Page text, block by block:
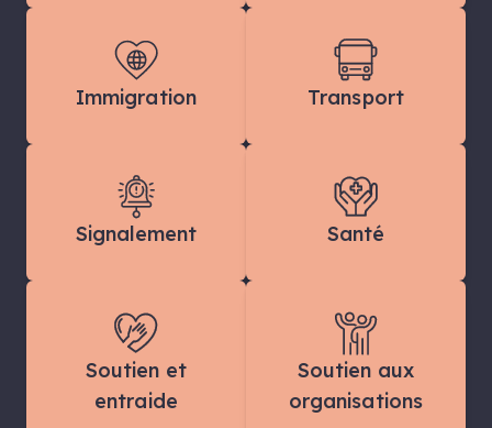
Immigration Transport
Signalement Santé
Soutien et
entraide
Soutien aux
organisations